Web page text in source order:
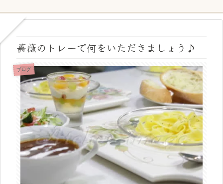
薔薇のトレーで何をいただきましょう♪
ブログ